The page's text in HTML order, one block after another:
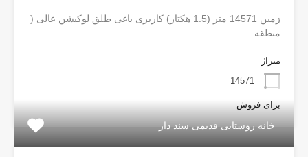
زمین 14571 متر (1.5 هکتار) کاربری باغی طلق لوکیشن عالی (
منطقه…
متراژ
14571
برای فروش
خانه روستایی قدیمی سند دار